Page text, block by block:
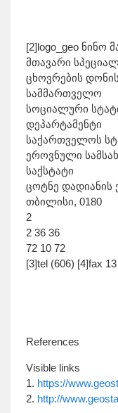
[2]logo_geo ნინო
მთავარი
ცხოვრების
სამმართველო
სოციალური
დეპარტამენტი
საქართველოს
ეროვნული
საქსტატი
ცოტნე დადიანის
თბილისი, 0180
2
2 36 36
72 10 72
[3]tel (606) [4]fax
References
Visible links
1. https://
2. http://